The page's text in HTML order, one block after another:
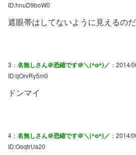
ID:hnuD9boW0
遮眼帯はしてないように見えるの
3： 名無しさん＠恐縮です＠＼(^o^)／ ：2014/
ID:qOrvRy5m0
ドンマイ
4： 名無しさん＠恐縮です＠＼(^o^)／ ：2014/
ID:OoqtrUa20